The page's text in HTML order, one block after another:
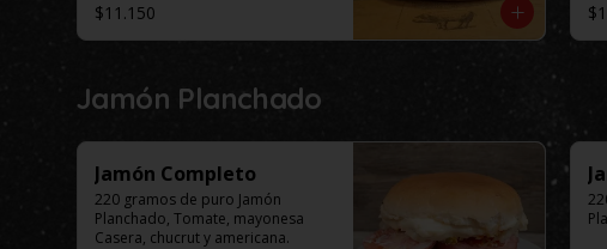
$11.150
Jamón Planchado
Jamón Completo
220 gramos de puro Jamón
Planchado, Tomate, mayonesa
Casera, chucrut y americana.